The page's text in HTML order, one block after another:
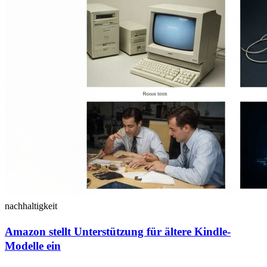
nachhaltigkeit
Amazon stellt Unterstützung für ältere Kindle-
Modelle ein